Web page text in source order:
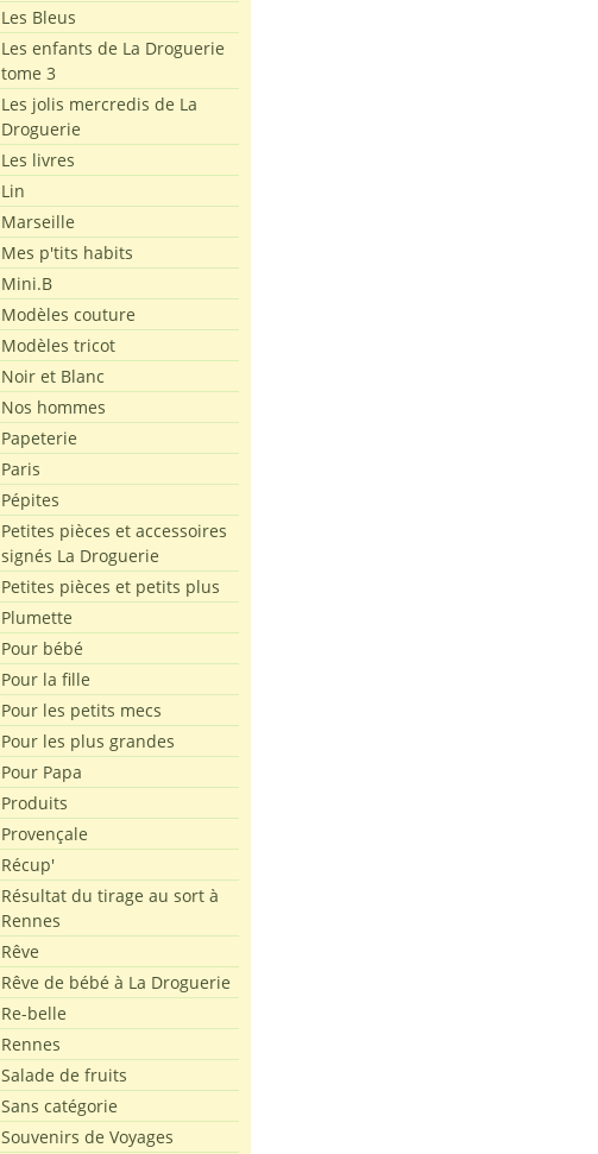
Les Bleus
Les enfants de La Droguerie
tome 3
Les jolis mercredis de La
Droguerie
Les livres
Lin
Marseille
Mes p'tits habits
Mini.B
Modèles couture
Modèles tricot
Noir et Blanc
Nos hommes
Papeterie
Paris
Pépites
Petites pièces et accessoires
signés La Droguerie
Petites pièces et petits plus
Plumette
Pour bébé
Pour la fille
Pour les petits mecs
Pour les plus grandes
Pour Papa
Produits
Provençale
Récup'
Résultat du tirage au sort à
Rennes
Rêve
Rêve de bébé à La Droguerie
Re-belle
Rennes
Salade de fruits
Sans catégorie
Souvenirs de Voyages